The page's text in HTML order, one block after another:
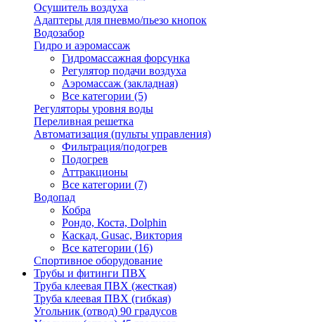
Осушитель воздуха
Адаптеры для пневмо/пьезо кнопок
Водозабор
Гидро и аэромассаж
Гидромассажная форсунка
Регулятор подачи воздуха
Аэромассаж (закладная)
Все категории (5)
Регуляторы уровня воды
Переливная решетка
Автоматизация (пульты управления)
Фильтрация/подогрев
Подогрев
Аттракционы
Все категории (7)
Водопад
Кобра
Рондо, Коста, Dolphin
Каскад, Gusac, Виктория
Все категории (16)
Спортивное оборудование
Трубы и фитинги ПВХ
Труба клеевая ПВХ (жесткая)
Труба клеевая ПВХ (гибкая)
Угольник (отвод) 90 градусов